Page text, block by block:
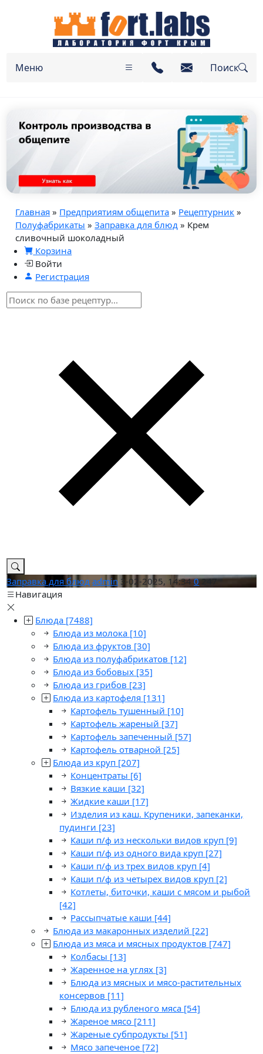
Меню Поиск
Главная » Предприятиям общепита » Рецептурник »
Полуфабрикаты »Заправка для блюд » Крем
сливочный шоколадный
Корзина
Войти
Регистрация
Заправка для блюд admin 3-02-2025, 14:34 0 247
Навигация
Блюда [7488]
Блюда из молока [10]
Блюда из фруктов [30]
Блюда из полуфабрикатов [12]
Блюда из бобовых [35]
Блюда из грибов [23]
Блюда из картофеля [131]
Картофель тушенный [10]
Картофель жареный [37]
Картофель запеченный [57]
Картофель отварной [25]
Блюда из круп [207]
Концентраты [6]
Вязкие каши [32]
Жидкие каши [17]
Изделия из каш. Крупеники, запеканки,
пудинги [23]
Каши п/ф из нескольки видов круп [9]
Каши п/ф из одного вида круп [27]
Каши п/ф из трех видов круп [4]
Каши п/ф из четырех видов круп [2]
Котлеты, биточки, каши с мясом и рыбой
[42]
Рассыпчатые каши [44]
Блюда из макаронных изделий [22]
Блюда из мяса и мясных продуктов [747]
Колбасы [13]
Жаренное на углях [3]
Блюда из мясных и мясо-растительных
консервов [11]
Блюда из рубленого мяса [54]
Жареное мясо [211]
Жареные субпродукты [51]
Мясо запеченое [72]